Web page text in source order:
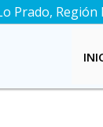
Prado,